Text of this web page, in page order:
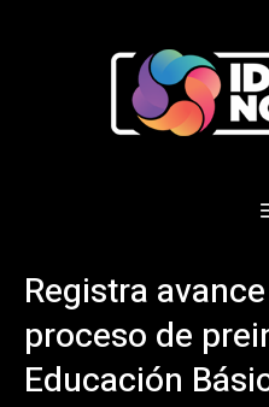
Registra
proceso de
Educación